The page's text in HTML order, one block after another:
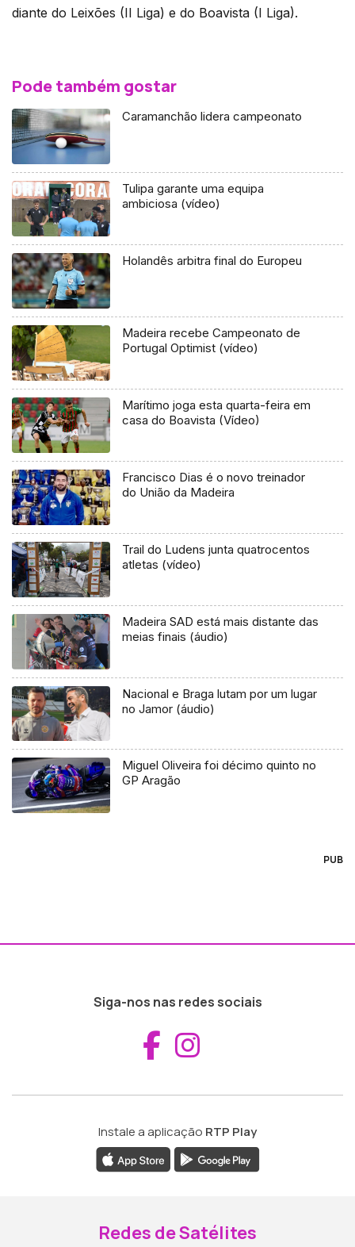
diante do Leixões (II Liga) e do Boavista (I Liga).
Pode também gostar
Caramanchão lidera campeonato
Tulipa garante uma equipa
ambiciosa (vídeo)
Holandês arbitra final do Europeu
Madeira recebe Campeonato de
Portugal Optimist (vídeo)
Marítimo joga esta quarta-feira em
casa do Boavista (Vídeo)
Francisco Dias é o novo treinador
do União da Madeira
Trail do Ludens junta quatrocentos
atletas (vídeo)
Madeira SAD está mais distante das
meias finais (áudio)
Nacional e Braga lutam por um lugar
no Jamor (áudio)
Miguel Oliveira foi décimo quinto no
GP Aragão
PUB
Siga-nos nas redes sociais
Aceder ao
Instale a aplicação RTP Play
Redes de Satélites